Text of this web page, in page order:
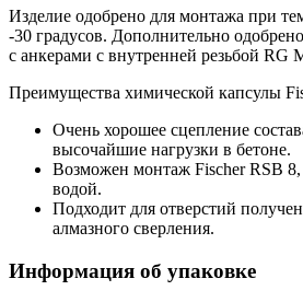
Изделие одобрено для монтажа при
-30 градусов. Дополнительно
с анкерами с внутренней резьбой RG
Преимущества химической капсулы
Очень хорошее сцепление
высочайшие нагрузки в бетоне.
Возможен монтаж Fischer RSB
водой.
Подходит для отверстий
алмазного сверления.
Информация об упаковке